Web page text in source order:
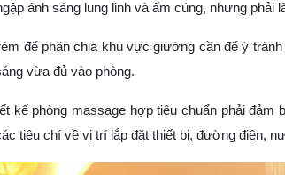
ánh sáng lung linh và ấm cúng, nhưng phải
để phân chia khu vực giường cần để ý
vừa đủ vào phòng.
kế phòng massage hợp tiêu chuẩn phải đảm
tiêu chí về vị trí lắp đặt thiết bị, đường điện,